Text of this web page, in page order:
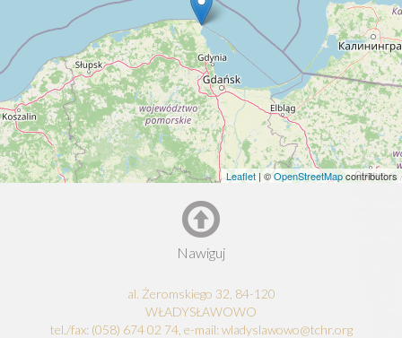
Leaflet | ©OpenStreetMapcontributors
Nawiguj
al. Żeromskiego 32, 84-120
WŁADYSŁAWOWO
tel./fax: (058) 674 02 74, e-mail: wladyslawowo@tchr.org